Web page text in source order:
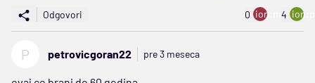
Odgovori 0 ion:minus
4
P petrovicgoran22 pre 3 meseca